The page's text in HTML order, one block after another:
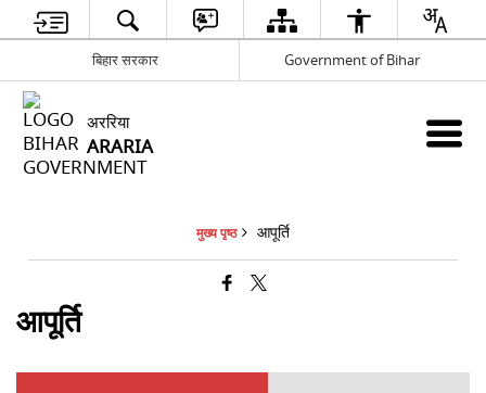
बिहार सरकार Government of Bihar
अररिया
ARARIA
मुख्य पृष्ठ आपूर्ति
आपूर्ति